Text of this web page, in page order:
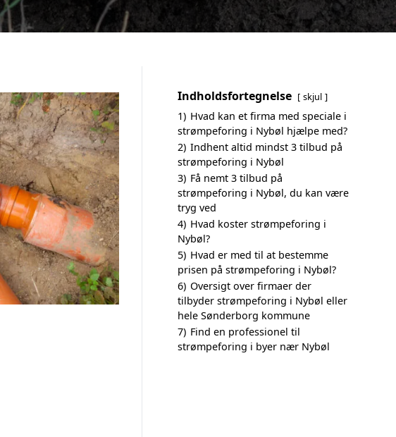
Indholdsfortegnelse skjul
1) Hvad kan et firma med speciale i
strømpeforing i Nybøl hjælpe med?
2) Indhent altid mindst 3 tilbud på
strømpeforing i Nybøl
3) Få nemt 3 tilbud på
strømpeforing i Nybøl, du kan være
tryg ved
4) Hvad koster strømpeforing i
Nybøl?
5) Hvad er med til at bestemme
prisen på strømpeforing i Nybøl?
6) Oversigt over firmaer der
tilbyder strømpeforing i Nybøl eller
hele Sønderborg kommune
7) Find en professionel til
strømpeforing i byer nær Nybøl